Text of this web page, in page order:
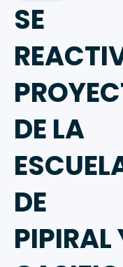
SE
DE LA
DE
PIPIRAL